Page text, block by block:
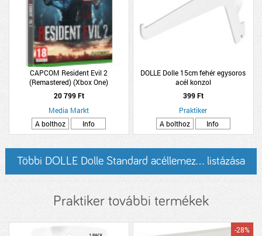
CAPCOM Resident Evil 2
(Remastered) (Xbox One)
20 799 Ft
Media Markt
A bolthoz
Info
DOLLE Dolle 15cm fehér egysoros
acél konzol
399 Ft
Praktiker
A bolthoz
Info
Többi DOLLE Dolle Standard acéllemez... listázása
Praktiker további termékek
-28%